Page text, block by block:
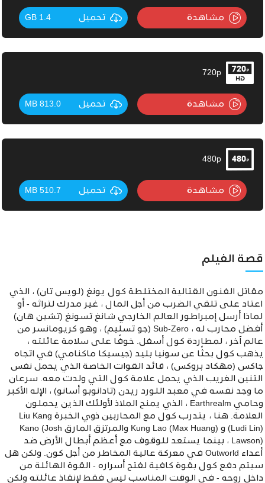
مشاهدة تحميل 1.4 GB
720p
مشاهدة تحميل 813.0 MB
480p
مشاهدة تحميل 510.7 MB
قصة الفيلم
مقاتل الفنون القتالية المختلطة كول يونغ (لويس تان) ، الذي
اعتاد على تلقي الضرب من أجل المال ، غير مدرك لتراثه - أو
لماذا أرسل إمبراطور العالم الخارجي شانغ تسونغ (تشين هان)
أفضل محارب له ، Sub-Zero (جو تسليم) ، وهو كريومانسر من
عالم آخر ، لمطاردة كول أسفل. خوفًا على سلامة عائلته ،
يذهب كول بحثًا عن سونيا بليد (جيسيكا ماكنامي) في اتجاه
جاكس (مهكاد بروكس) ، قائد القوات الخاصة الذي يحمل نفس
التنين الغريب الذي يحمل علامة كول التي ولدت معه. سرعان
ما وجد نفسه في معبد اللورد ريدن (تادانوبو أسانو) ، الإله الأكبر
وحامي Earthrealm ، الذي يمنح الملاذ لأولئك الذين يحملون
العلامة. هنا ، يتدرب كول مع المحاربين ذوي الخبرة Liu Kang
(Ludi Lin) و Kung Lao (Max Huang) والمرتزق المارق Kano (Josh
Lawson) ، بينما يستعد للوقوف مع أعظم أبطال الأرض ضد
أعداء Outworld في معركة عالية المخاطر من أجل كون. ولكن هل
سيتم دفع كول بقوة كافية لفتح أسراره - القوة الهائلة من
داخل روحه - في الوقت المناسب ليس فقط لإنقاذ عائلته ولكن